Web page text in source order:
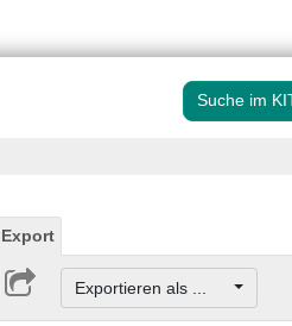
Suche im
Export
Exportieren als ...